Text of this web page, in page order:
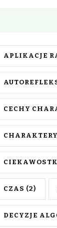
APLIKACJE
CECHY
CHARAKTERY
CZAS (2)
DECYZJE